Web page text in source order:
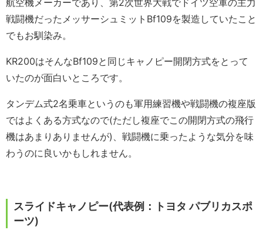
航空機メーカーであり、第2次世界大戦でドイツ空軍の主力
戦闘機だったメッサーシュミットBf109を製造していたこと
でもお馴染み。
KR200はそんなBf109と同じキャノピー開閉方式をとって
いたのが面白いところです。
タンデム式2名乗車というのも軍用練習機や戦闘機の複座版
ではよくある方式なので(ただし複座でこの開閉方式の飛行
機はあまりありませんが)、戦闘機に乗ったような気分を味
わうのに良いかもしれません。
スライドキャノピー(代表例：トヨタ パブリカスポ
ーツ)